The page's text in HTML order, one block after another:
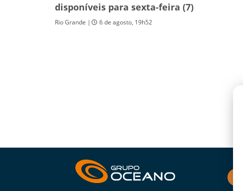
disponíveis para sexta-feira (7)
Rio Grande | 6 de agosto, 19h52